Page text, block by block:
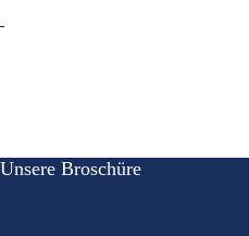
Unsere Broschüre